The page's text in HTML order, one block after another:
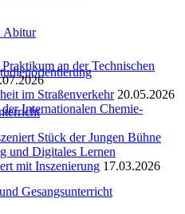
Abitur
und Digitales Lernen
Gesangsunterricht
an der Technischen
im Straßenverkehr 20.05.2026
Internationalen Chemie-
Stück der Jungen Bühne
mit Inszenierung 17.03.2026